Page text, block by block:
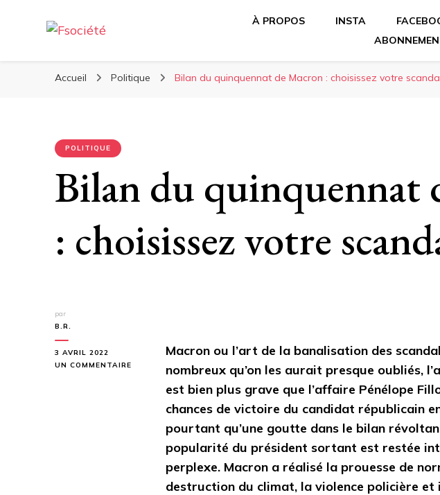
À PROPOS INSTA
Accueil Politique Bilan du quinquennat de Macron : choisissez votre
POLITIQUE
Bilan du quinquennat
: choisissez votre
par
B.R.
3 AVRIL 2022
UN COMMENTAIRE
MACRON
CHOISISSEZ
SCANDALE
Macron ou l’art de la banalisation des
nombreux qu’on les aurait presque oubliés,
est bien plus grave que l’affaire Pénélope
chances de victoire du candidat républicain
pourtant qu’une goutte dans le bilan
popularité du président sortant est restée
perplexe. Macron a réalisé la prouesse de
destruction du climat, la violence policière